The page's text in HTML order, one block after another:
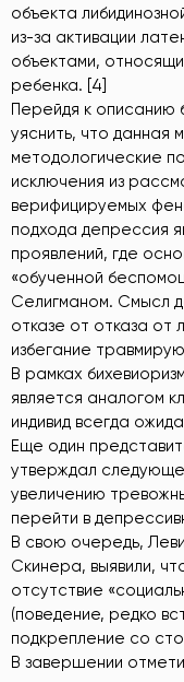
объекта
из-за активации
объектами,
ребенка. [4]
Перейдя к описанию
уяснить, что данная
методологические
исключения из
верифицируемых
подхода депрессия
проявлений, где
«обученной
Селигманом. Смысл
отказе от отказа от
избегание
В рамках
является аналогом
индивид всегда
Еще один
утверждал
увеличению
перейти в
В свою очередь,
Скинера, выявили,
отсутствие
(поведение, редко
подкрепление со
В завершении